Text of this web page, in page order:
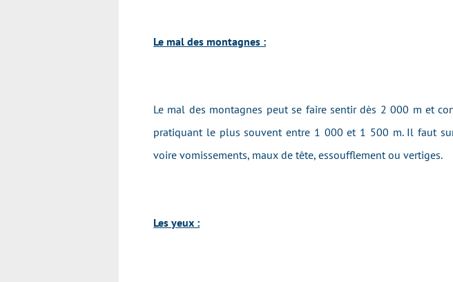
Le mal des montagnes :
Le mal des montagnes peut se faire sentir dès 2 000 m et
pratiquant le plus souvent entre 1 000 et 1 500 m. Il faut
voire vomissements, maux de tête, essoufflement ou vertiges.
Les yeux :